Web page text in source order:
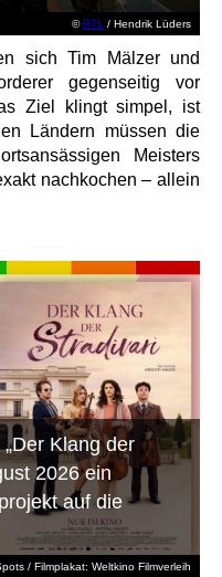
©RTL / Hendrik Lüders
sich Tim Mälzer und
gegenseitig vor
Ziel klingt simpel, ist
Ländern müssen die
Meisters
nachkochen – allein
/ Filmplakat: Weltkino Filmverleih
Klang der
2026 ein
auf die